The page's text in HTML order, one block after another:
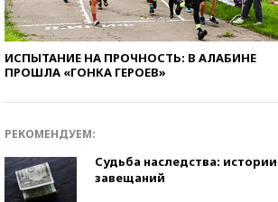
ИСПЫТАНИЕ НА ПРОЧНОСТЬ: В АЛАБИНЕ
ПРОШЛА «ГОНКА ГЕРОЕВ»
РЕКОМЕНДУЕМ:
Судьба наследства:
завещаний